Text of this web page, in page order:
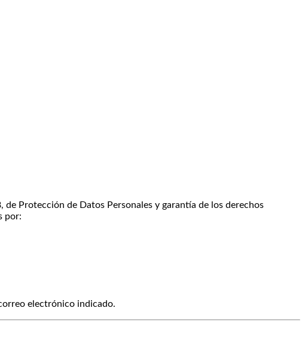
Protección de Datos Personales y garantía de los derechos
por:
electrónico indicado.